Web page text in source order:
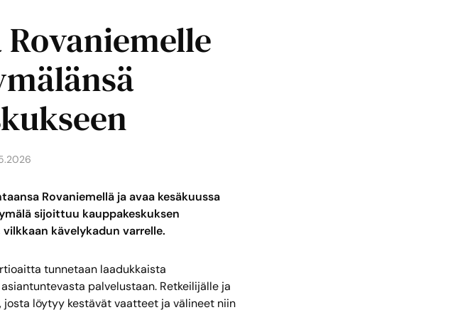
Rovaniemellä ja avaa kesäkuussa
sijoittuu kauppakeskuksen
kävelykadun varrelle.
tunnetaan laadukkaista
palvelustaan. Retkeilijälle ja
löytyy kestävät vaatteet ja välineet niin